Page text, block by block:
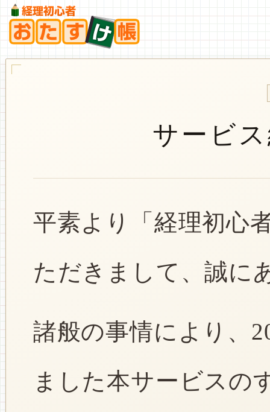
サービ
平素より「経理初心
ただきまして、誠に
諸般の事情により、
ました本サービスの